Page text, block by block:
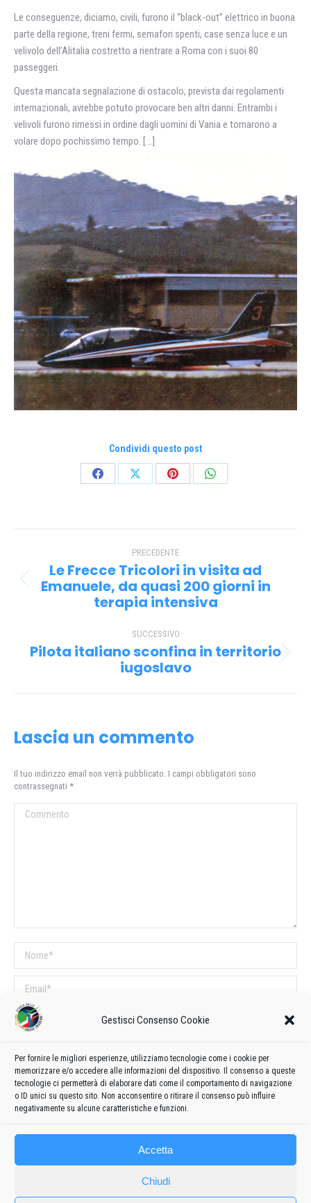
Gestisci Consenso Cookie
Per fornire le migliori esperienze, utilizziamo tecnologie come i cookie per
memorizzare e/o accedere alle informazioni del dispositivo. Il consenso a queste
tecnologie ci permetterà di elaborare dati come il comportamento di navigazione
o ID unici su questo sito. Non acconsentire o ritirare il consenso può influire
negativamente su alcune caratteristiche e funzioni.
Accetta
Chiudi
Le conseguenze, diciamo, civili, furono il “black-out” elettrico in buona
parte della regione, treni fermi, semafori spenti, case senza luce e un
velivolo dell’Alitalia costretto a rientrare a Roma con i suoi 80
passeggeri.
Questa mancata segnalazione di ostacolo, prevista dai regolamenti
internazionali, avrebbe potuto provocare ben altri danni. Entrambi i
velivoli furono rimessi in ordine dagli uomini di Vania e tornarono a
volare dopo pochissimo tempo. […]
Condividi questo post
CondividiCondividiCondividiCondividi
tra PRECEDENTE
Post
precedente:
Le Frecce Tricolori in visita ad
Emanuele, da quasi 200 giorni in
terapia intensiva
SUCCESSIVO
Prossimo
Pilota italiano sconfina in territorio
iugoslavo
Lascia un commento
Il tuo indirizzo email non verrà pubblicato. I campi obbligatori sono
contrassegnati *
Commento
Nome *
Email *
Sito web
COMMENTI SUL POST
Questo sito utilizza Akismet per ridurre lo spam.Scopri come vengono
elaborati i dati derivati dai commenti.